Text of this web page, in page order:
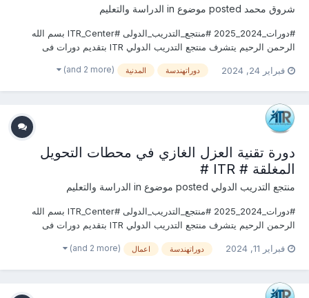
شروق محمد الدراسة والتعليم
#دورات_2024_2025 #منتجع_التدريب_الدولى #ITR_Center بسم الله
الرحمن الرحيم يتشرف منتجع التدريب الدولي ITR بتقديم دورات فى
&2025 يمكنكم التسجيل او الاستفسارعلى الدورة الان .........................فبراير 24, 2024 دوراتهندسة المدنية (and 2 more)
دورة تقنية العزل الغازي في محطات التحويل
المغلقة # ITR #
منتجع التدريب الدولي الدراسة والتعليم
#دورات_2024_2025 #منتجع_التدريب_الدولى #ITR_Center بسم الله
الرحمن الرحيم يتشرف منتجع التدريب الدولي ITR بتقديم دورات فى
2025 يمكنكم التسجيل او الاستفسارعلى الدورة الان ............................
فبراير 11, 2024 دوراتهندسة اعمال (and 2 more)